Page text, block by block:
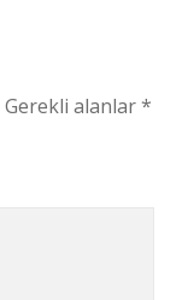
Gerekli alanlar*